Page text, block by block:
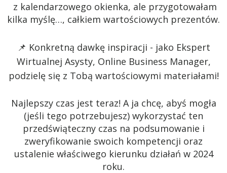
z kalendarzowego okienka, ale przygotowałam
kilka myślę…, całkiem wartościowych prezentów.
📌 Konkretną dawkę inspiracji - jako Ekspert
Wirtualnej Asysty, Online Business Manager,
podzielę się z Tobą wartościowymi materiałami!
Najlepszy czas jest teraz! A ja chcę, abyś mogła
(jeśli tego potrzebujesz) wykorzystać ten
przedświąteczny czas na podsumowanie i
zweryfikowanie swoich kompetencji oraz
ustalenie właściwego kierunku działań w 2024
roku.